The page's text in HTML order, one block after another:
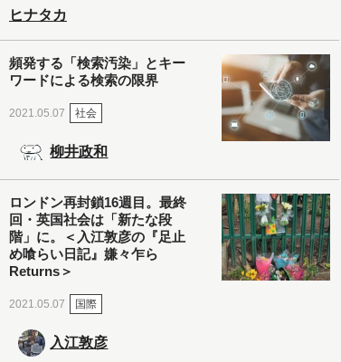
ヒナタカ
頻発する「検索汚染」とキー
ワードによる検索の限界
2021.05.07 社会
柳井政和
ロンドン再封鎖16週目。最終
回・英国社会は「新たな段
階」に。＜入江敦彦の『足止
め喰らい日記』嫌々乍ら
Returns＞
2021.05.07 国際
入江敦彦